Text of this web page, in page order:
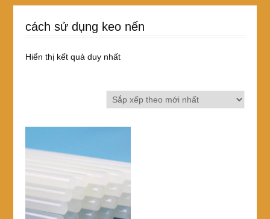
cách sử dụng keo nến
Hiển thị kết quả duy nhất